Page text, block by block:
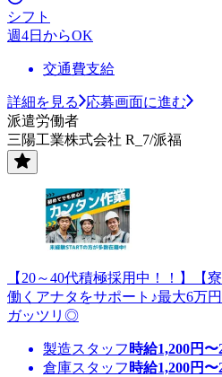
シフト
週4日からOK
交通費支給
詳細を見る
応募画面に進む
派遣労働者
三陽工業株式会社 R_7/派福
【20～40代積極採用中！！】【
働くアナタをサポート♪最大6万
ガッツリ◎
製造スタッフ 時給1,200円〜
倉庫スタッフ 時給1,200円〜